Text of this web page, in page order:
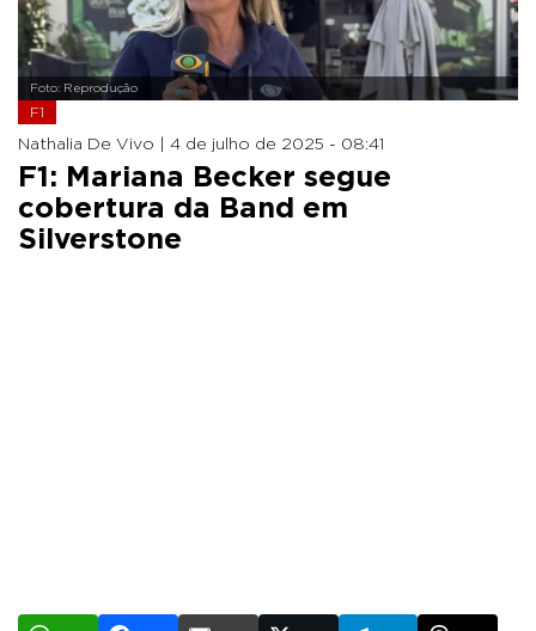
Foto: Reprodução
F1
Nathalia De Vivo | 4 de julho de 2025 - 08:41
F1: Mariana Becker segue
cobertura da Band em
Silverstone